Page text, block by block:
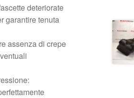
deteriorate
garantire tenuta
assenza di crepe